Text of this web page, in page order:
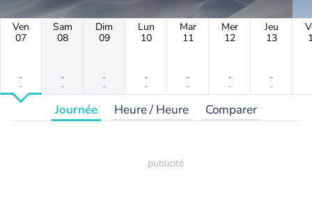
Ven
07
-
-
Sam
08
-
-
Dim
09
-
-
Lun
10
-
-
Mar
11
-
-
Mer
12
-
-
Jeu
13
-
-
Journée Heure / Heure Comparer